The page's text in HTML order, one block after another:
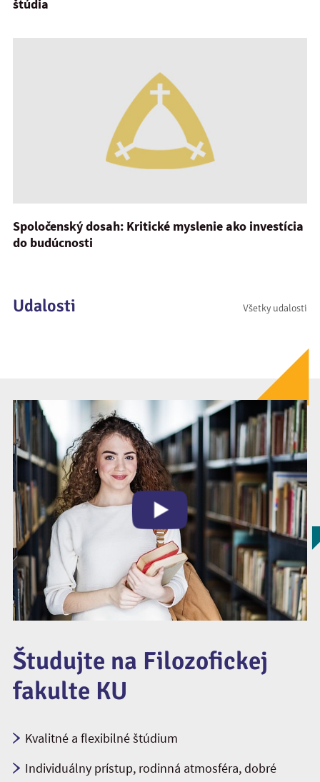
štúdia
Spoločenský dosah: Kritické myslenie ako investícia
do budúcnosti
Udalosti Všetky udalosti
Študujte na Filozofickej
fakulte KU
Kvalitné a flexibilné štúdium
Individuálny prístup, rodinná atmosféra, dobré